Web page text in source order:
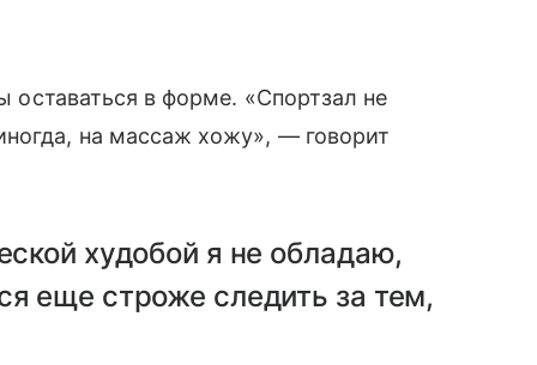
оставаться в форме. «Спортзал не
на массаж хожу», — говорит
худобой я не обладаю,
еще строже следить за тем,